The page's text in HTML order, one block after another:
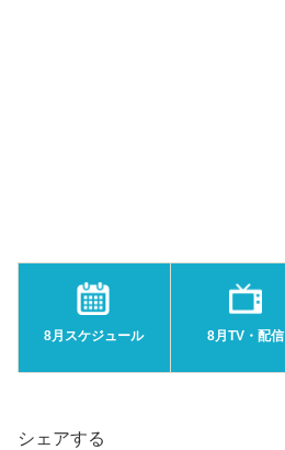
8月スケジュール 8月TV・配信
シェアする